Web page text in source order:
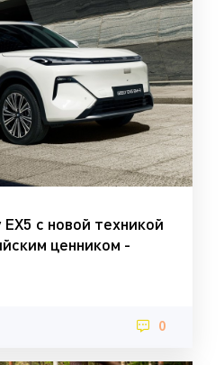
с новой техникой
ценником -
0